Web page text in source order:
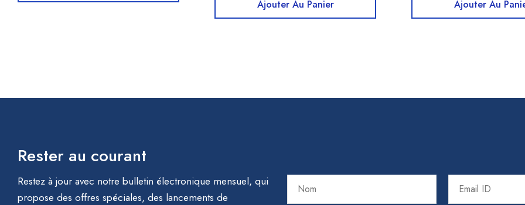
Ajouter Au Panier Ajouter Au
Rester au courant
Restez à jour avec notre bulletin électronique mensuel, qui
propose des offres spéciales, des lancements de